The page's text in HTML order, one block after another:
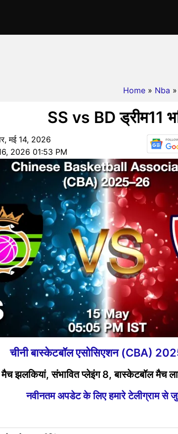
Home » Nba
SS vs BD ड्रीम11
मई 14, 2026
2026 01:53 PM
चीनी बास्केटबॉल एसोसिएशन (CBA)
झलकियां, संभावित प्लेइंग 8, बास्केटबॉल मैच
नवीनतम अपडेट के लिए हमारे टेलीग्राम से